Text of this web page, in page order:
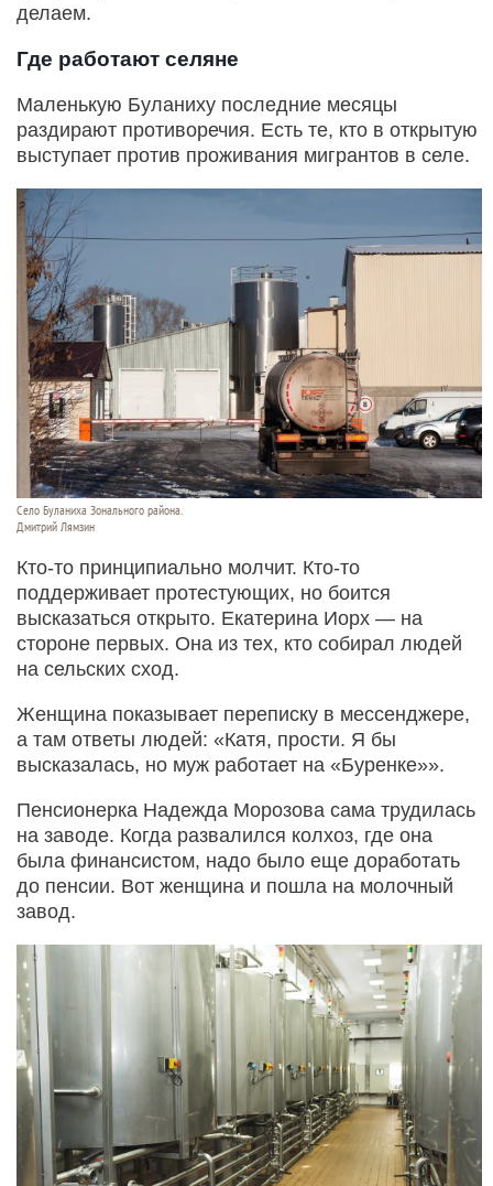
делаем.
Где работают селяне
Маленькую Буланиху последние месяцы
раздирают противоречия. Есть те, кто в открытую
выступает против проживания мигрантов в селе.
Село Буланиха Зонального района.
Дмитрий Лямзин
Кто-то принципиально молчит. Кто-то
поддерживает протестующих, но боится
высказаться открыто. Екатерина Иорх — на
стороне первых. Она из тех, кто собирал людей
на сельских сход.
Женщина показывает переписку в мессенджере,
а там ответы людей: «Катя, прости. Я бы
высказалась, но муж работает на «Буренке»».
Пенсионерка Надежда Морозова сама трудилась
на заводе. Когда развалился колхоз, где она
была финансистом, надо было еще доработать
до пенсии. Вот женщина и пошла на молочный
завод.